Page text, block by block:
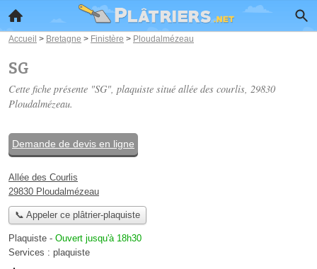
Accueil > Bretagne > Finistère > Ploudalmézeau
SG
Cette fiche présente "SG", plaquiste situé allée des courlis, 29830
Ploudalmézeau.
Demande de devis en ligne
Allée des Courlis
29830 Ploudalmézeau
📞 Appeler ce plâtrier-plaquiste
Plaquiste - Ouvert jusqu'à 18h30
Services : plaquiste